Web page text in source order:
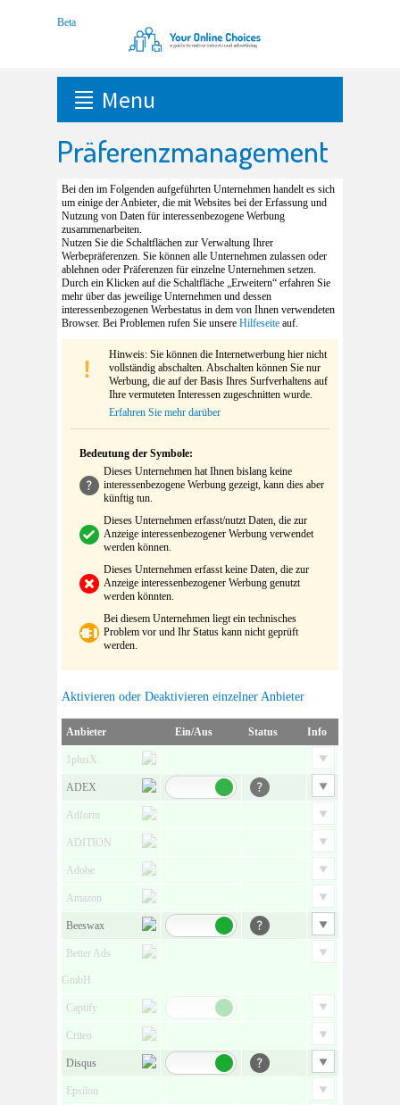
Menu
Präferenzmanagement
Bei den im Folgenden aufgeführten Unternehmen handelt es sich
um einige der Anbieter, die mit Websites bei der Erfassung und
Nutzung von Daten für interessenbezogene Werbung
zusammenarbeiten.
Nutzen Sie die Schaltflächen zur Verwaltung Ihrer
Werbepräferenzen. Sie können alle Unternehmen zulassen oder
ablehnen oder Präferenzen für einzelne Unternehmen setzen.
Durch ein Klicken auf die Schaltfläche „Erweitern“ erfahren Sie
mehr über das jeweilige Unternehmen und dessen
interessenbezogenen Werbestatus in dem von Ihnen verwendeten
Browser. Bei Problemen rufen Sie unsere Hilfeseite auf.
Hinweis: Sie können die Internetwerbung hier nicht
vollständig abschalten. Abschalten können Sie nur
Werbung, die auf der Basis Ihres Surfverhaltens auf
Ihre vermuteten Interessen zugeschnitten wurde.
Erfahren Sie mehr darüber
Bedeutung der Symbole:
Dieses Unternehmen hat Ihnen bislang keine
interessenbezogene Werbung gezeigt, kann dies aber
künftig tun.
Dieses Unternehmen erfasst/nutzt Daten, die zur
Anzeige interessenbezogener Werbung verwendet
werden können.
Dieses Unternehmen erfasst keine Daten, die zur
Anzeige interessenbezogener Werbung genutzt
werden könnten.
Bei diesem Unternehmen liegt ein technisches
Problem vor und Ihr Status kann nicht geprüft
werden.